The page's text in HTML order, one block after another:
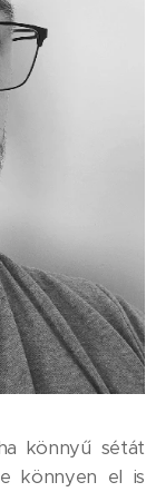
könnyű sétát
könnyen el is